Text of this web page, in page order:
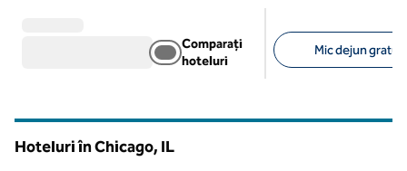
Comparați
hoteluri
Mic dejun gratuit
Hoteluri în Chicago, IL